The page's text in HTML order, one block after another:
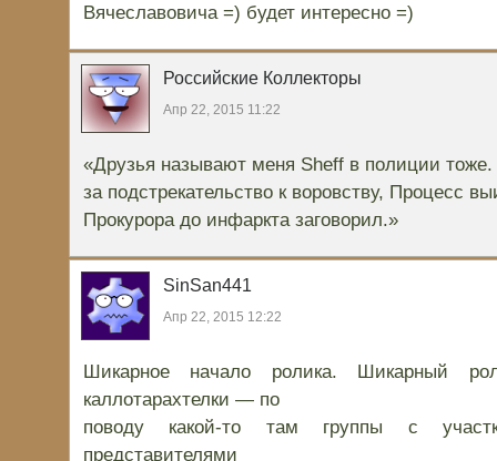
Вячеславовича =) будет интересно =)
Российские Коллекторы
Апр 22, 2015 11:22
«Друзья называют меня Sheff в полиции
за подстрекательство к воровству, Процесс
Прокурора до инфаркта заговорил.»
SinSan441
Апр 22, 2015 12:22
Шикарное начало ролика. Шикарный
каллотарахтелки — по
поводу какой-то там группы с
представителями